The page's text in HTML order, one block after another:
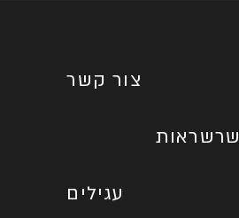
צור קשר
שרשראות
עגילים